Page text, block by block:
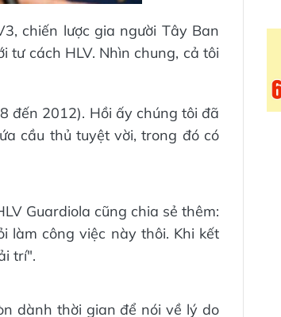
chiến lược gia người Tây Ban
tư cách HLV. Nhìn chung, cả tôi
đến 2012). Hồi ấy chúng tôi đã
cầu thủ tuyệt vời, trong đó có
Guardiola cũng chia sẻ thêm:
làm công việc này thôi. Khi kết
trí".
dành thời gian để nói về lý do